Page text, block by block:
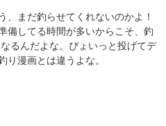
、まだ釣らせてくれないのかよ！
備してる時間が多いからこそ、釣
るんだよな。ぴょいっと投げてデ
り漫画とは違うよな。